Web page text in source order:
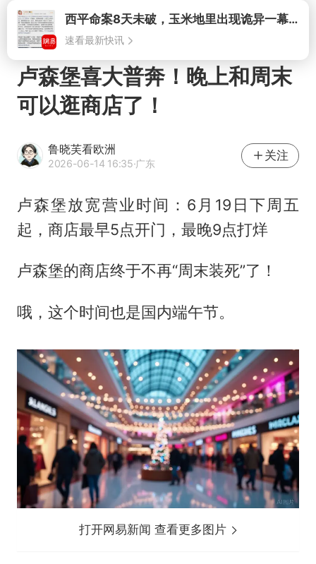
打开
卢森堡喜大普奔！晚上和周末
可以逛商店了！
鲁晓芙看欧洲
2026-06-14 16:35·广东
关注
卢森堡放宽营业时间：6月19日下周五
起，商店最早5点开门，最晚9点打烊
卢森堡的商店终于不再“周末装死”了！
哦，这个时间也是国内端午节。
打开网易新闻 查看更多图片